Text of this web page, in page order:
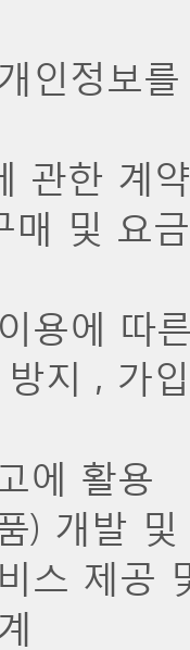
인정보
관한 계
매 및 요
용에 따
지 , 가
에 활용
) 개발
스 제공